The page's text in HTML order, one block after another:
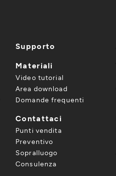
Supporto
Materiali
Video tutorial
Area download
Domande frequenti
Contattaci
Punti vendita
Preventivo
Sopralluogo
Consulenza